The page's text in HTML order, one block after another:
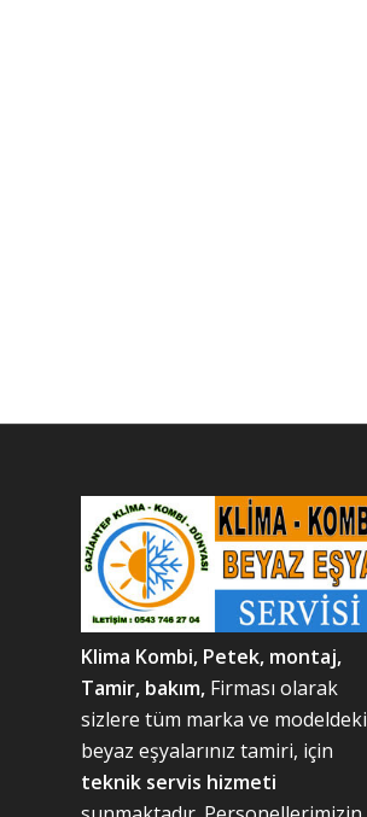
Klima Kombi, Petek, montaj,
Tamir, bakım, Firması olarak
sizlere tüm marka ve modeldeki
beyaz eşyalarınız tamiri, için
teknik servis hizmeti